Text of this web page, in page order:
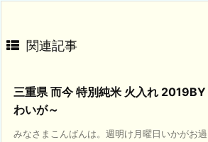
関連記事
三重県 而今 特別純米 火入れ
わいが～
みなさまこんばんは。週明け月曜日いかがお